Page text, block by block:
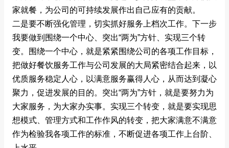
家就餐，为公司的可持续发展作出自己应有的贡献。
二是要不断强化管理，切实抓好服务上档次工作。下一步
我要做到围绕一个中心、突出“两为”方针、实现三个转
变。围绕一个中心，就是紧紧围绕公司的各项工作目标，
把做好餐饮服务工作与公司发展的大局紧密结合起来，以
优质服务稳定人心，以满意服务赢得人心，从而达到凝心
聚力，促进发展的目的。突出“两为”方针，就是要努力为
大家服务，为大家办实事。实现三个转变，就是要实现思
想模式、管理方式和工作作风的转变，把大家满意不满意
作为检验我各项工作的标准，不断促进各项工作上台阶、